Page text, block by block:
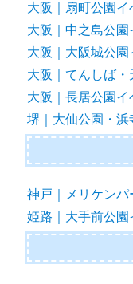
大阪｜扇町公園イ
大阪｜中之島公園
大阪｜大阪城公園
大阪｜てんしば・
大阪｜長居公園イ
堺｜大仙公園・浜
神戸｜メリケンパ
姫路｜大手前公園